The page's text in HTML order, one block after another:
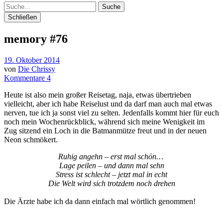
Suche
Schließen
memory #76
19. Oktober 2014
von Die Chrissy
Kommentare 4
Heute ist also mein großer Reisetag, naja, etwas übertrieben
vielleicht, aber ich habe Reiselust und da darf man auch mal etwas
nerven, tue ich ja sonst viel zu selten. Jedenfalls kommt hier für euch
noch mein Wochenrückblick, während sich meine Wenigkeit im
Zug sitzend ein Loch in die Batmanmütze freut und in der neuen
Neon schmökert.
Ruhig angehn – erst mal schön…
Lage peilen – und dann mal sehn
Stress ist schlecht – jetzt mal in echt
Die Welt wird sich trotzdem noch drehen
Die Ärzte habe ich da dann einfach mal wörtlich genommen!